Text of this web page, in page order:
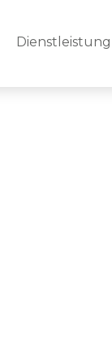
Dienstleistung